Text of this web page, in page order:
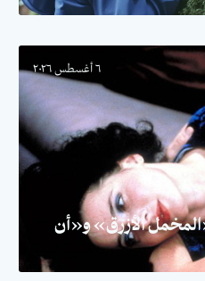
٦ أغسطس ٢٠٢٦
الأزرق» و«أن